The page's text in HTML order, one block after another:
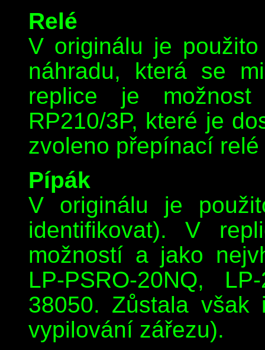
Relé
V originálu je
náhradu, která se
replice je
RP210/3P, které je
zvoleno přepínací
Pípák
V originálu je
identifikovat). V
možností a jako
LP-PSRO-20NQ,
38050. Zůstala však
vypilování zářezu).